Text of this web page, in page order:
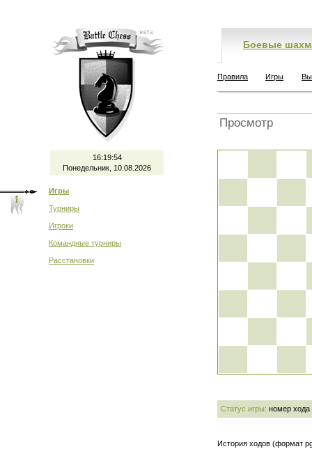
16:19:55
Понедельник, 10.08.2026
Игры
Турниры
Игроки
Командные турниры
Расстановки
Боевые
Правила Игры
Просмотр
Статус игры: номер хода
История ходов (формат